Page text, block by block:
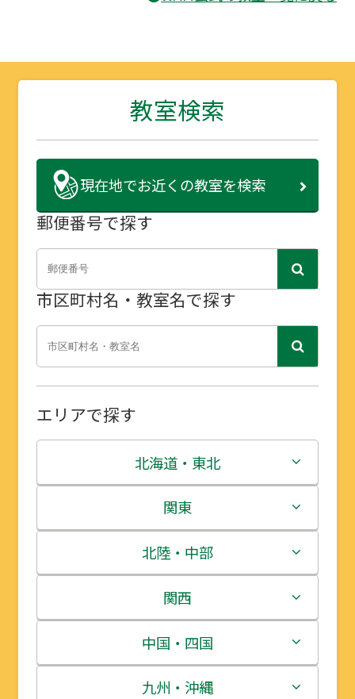
教室検索
現在地でお近くの教室を検索
郵便番号で探す
市区町村名・教室名で探す
エリアで探す
北海道・東北
北海道
青森県
岩手県
宮城県
秋田県
関東
茨城県
栃木県
群馬県
埼玉県
北陸・中部
新潟県
富山県
石川県
関西
三重県
滋賀県
中国・四国
鳥取県
九州・沖縄